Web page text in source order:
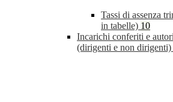
Tassi di assenza
in tabelle) 10
Incarichi conferiti e
(dirigenti e non dirigenti)